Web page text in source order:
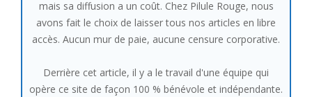
mais sa diffusion a un coût. Chez Pilule Rouge, nous
avons fait le choix de laisser tous nos articles en libre
accès. Aucun mur de paie, aucune censure corporative.
Derrière cet article, il y a le travail d'une équipe qui
opère ce site de façon 100 % bénévole et indépendante.